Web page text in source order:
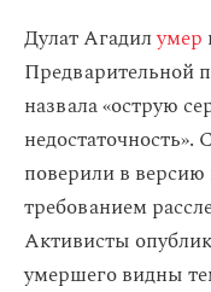
Дулат Агадилумер
Предварительной
назвала «острую
поверили в
требованием
Активисты
умершего видны